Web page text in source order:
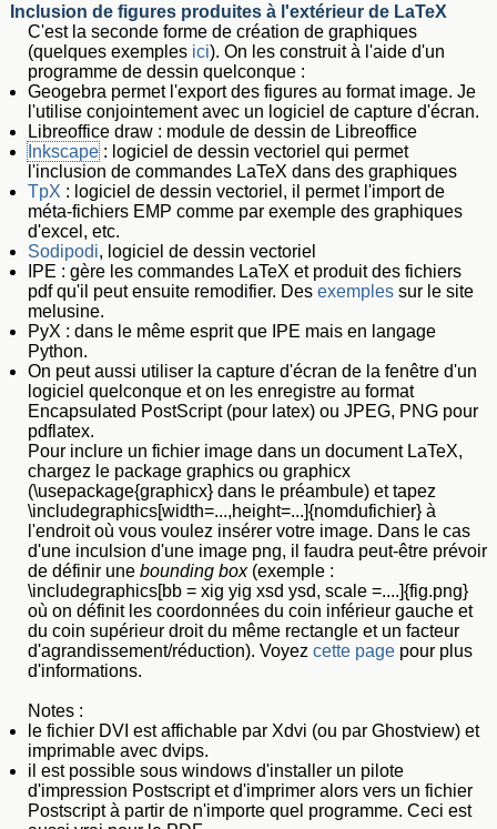
Inclusion de figures produites à l'extérieur de LaTeX
C'est la seconde forme de création de graphiques
(quelques exemples ici). On les construit à l'aide d'un
programme de dessin quelconque :
Geogebra permet l'export des figures au format image. Je
l'utilise conjointement avec un logiciel de capture d'écran.
Libreoffice draw : module de dessin de Libreoffice
Inkscape: logiciel de dessin vectoriel qui permet
l'inclusion de commandes LaTeX dans des graphiques
TpX : logiciel de dessin vectoriel, il permet l'import de
méta-fichiers EMP comme par exemple des graphiques
d'excel, etc.
Sodipodi, logiciel de dessin vectoriel
IPE : gère les commandes LaTeX et produit des fichiers
pdf qu'il peut ensuite remodifier. Des exemplessur le site
melusine.
PyX : dans le même esprit que IPE mais en langage
Python.
On peut aussi utiliser la capture d'écran de la fenêtre d'un
logiciel quelconque et on les enregistre au format
Encapsulated PostScript (pour latex) ou JPEG, PNG pour
pdflatex.
Pour inclure un fichier image dans un document LaTeX,
chargez le package graphics ou graphicx
(\usepackage{graphicx} dans le préambule) et tapez
\includegraphics[width=...,height=...]{nomdufichier} à
l'endroit où vous voulez insérer votre image. Dans le cas
d'une inculsion d'une image png, il faudra peut-être prévoir
de définir une bounding box(exemple :
\includegraphics[bb = xig yig xsd ysd, scale =....]{fig.png}
où on définit les coordonnées du coin inférieur gauche et
du coin supérieur droit du même rectangle et un facteur
d'agrandissement/réduction). Voyez cette pagepour plus
d'informations.
Notes :
le fichier DVI est affichable par Xdvi (ou par Ghostview) et
imprimable avec dvips.
il est possible sous windows d'installer un pilote
d'impression Postscript et d'imprimer alors vers un fichier
Postscript à partir de n'importe quel programme. Ceci est